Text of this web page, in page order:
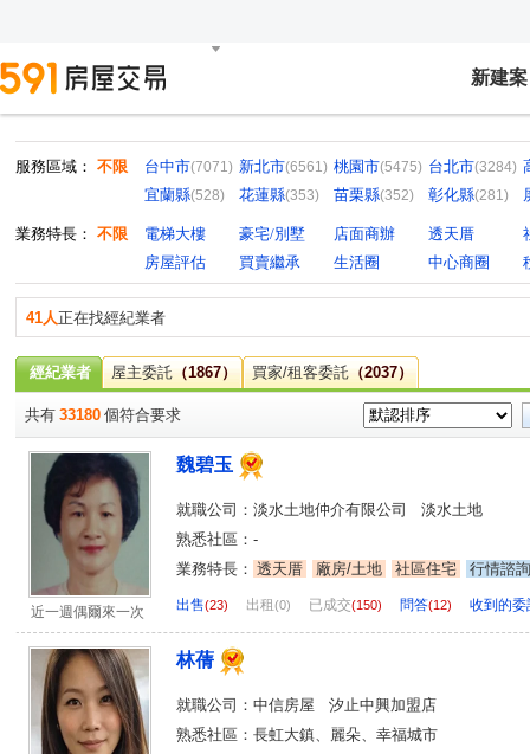
新建案
服務區域： 不限 台中市(7071) 新北市(6561) 桃園市(5475) 台北市(3284)
宜蘭縣(528) 花蓮縣(353) 苗栗縣(352) 彰化縣(281)
業務特長： 不限 電梯大樓 豪宅/別墅 店面商辦 透天厝
房屋評估
買賣繼承 生活圈 中心商圈
41人正在找經紀業者
經紀業者 屋主委託（1867） 買家/租客委託（2037）
共有 33180 個符合要求
近一週偶爾來一次
魏碧玉
就職公司：淡水土地仲介有限公司 淡水土地
熟悉社區：-
業務特長： 透天厝 廠房/土地 社區住宅 行情諮詢
出售(23) 出租 (0) 已成交(150) 問答(12) 收到的委
林蒨
就職公司：中信房屋 汐止中興加盟店
熟悉社區：長虹大鎮、麗朵、幸福城市